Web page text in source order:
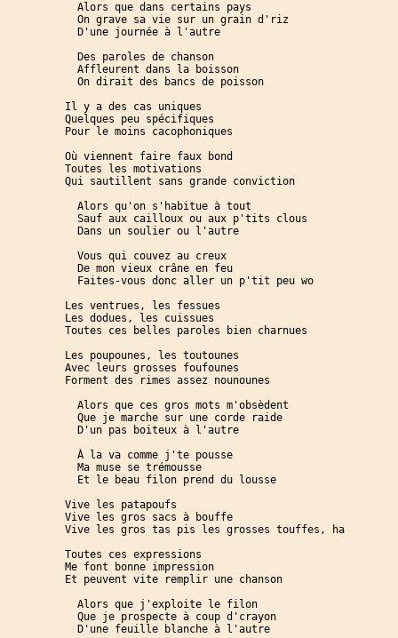
  Alors que dans certains pays
  On grave sa vie sur un grain d'riz
  D'une journée à l'autre
  Des paroles de chanson
  Affleurent dans la boisson
  On dirait des bancs de poisson
Il y a des cas uniques
Quelques peu spécifiques
Pour le moins cacophoniques
Où viennent faire faux bond
Toutes les motivations
Qui sautillent sans grande conviction
  Alors qu'on s'habitue à tout
  Sauf aux cailloux ou aux p'tits clous
  Dans un soulier ou l'autre
  Vous qui couvez au creux
  De mon vieux crâne en feu
  Faites-vous donc aller un p'tit peu wo
Les ventrues, les fessues
Les dodues, les cuissues
Toutes ces belles paroles bien charnues
Les poupounes, les toutounes
Avec leurs grosses foufounes
Forment des rimes assez nounounes
  Alors que ces gros mots m'obsèdent
  Que je marche sur une corde raide
  D'un pas boiteux à l'autre
  À la va comme j'te pousse
  Ma muse se trémousse
  Et le beau filon prend du lousse
Vive les patapoufs
Vive les gros sacs à bouffe
Vive les gros tas pis les grosses touffes, ha
Toutes ces expressions
Me font bonne impression
Et peuvent vite remplir une chanson
  Alors que j'exploite le filon
  Que je prospecte à coup d'crayon
  D'une feuille blanche à l'autre